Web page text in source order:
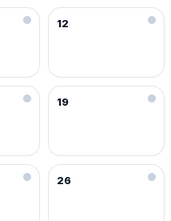
12
19
26